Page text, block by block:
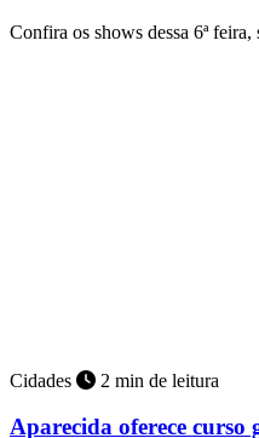
Confira os shows dessa 6ª
Cidades 2 min de leitura
Aparecida oferece